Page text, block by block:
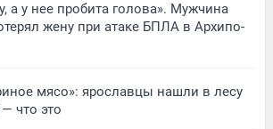
а у нее пробита голова». Мужчина
жену при атаке БПЛА в Архипо-
мясо»: ярославцы нашли в лесу
что это